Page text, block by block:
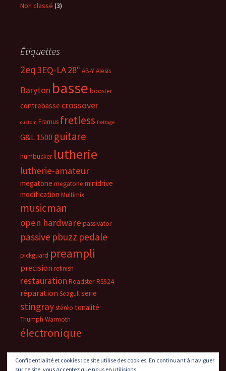
Non classé (3)
Étiquettes
2eq 3EQ-LA28" AB-YAlesis
Baryton basse booster
contrebasse crossover
custom Framus fretless frettage
G&L 1500 guitare
humbucker lutherie
lutherie-amateur
megatone megatone minidrive
modification Multimix
musicman
open hardware passivator
passive pbuzz pedale
pickguard preampli
precision refinish
restauration Roadster-RS924
réparation Seagullserie
stingraystéréo tonalité
Triumph Warmoth
électronique
Confidentialité et cookies : ce site utilise des cookies. En continuant à naviguer
sur ce site, vous acceptez que nous en utilisions.